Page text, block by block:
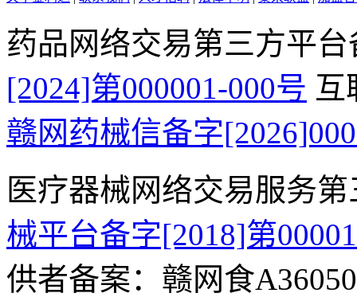
药品网络交易第三方平
[2024]第000001-000号 互
赣网药械信备字
医疗器械网络交易服务
械平台备字[2018]第
供者备案：赣网食